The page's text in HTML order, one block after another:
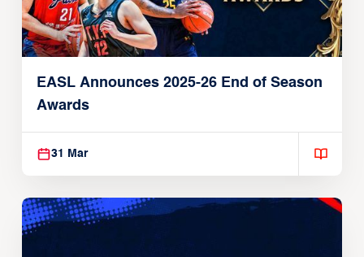
EASL Announces 2025-26 End of Season
Awards
31 Mar